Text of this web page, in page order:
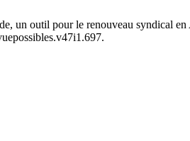
un outil pour le renouveau syndical